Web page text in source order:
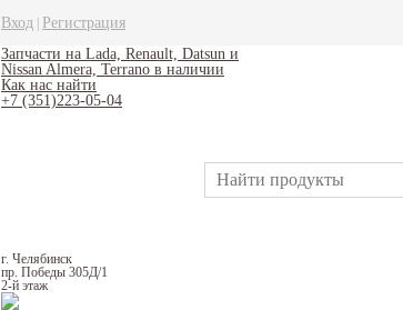
Вход Регистрация
Запчасти на Lada, Renault, Datsun и
Nissan Almera, Terrano в наличии
Как нас найти
+7 (351)223-05-04
г. Челябинск
пр. Победы 305Д/1
2-й этаж